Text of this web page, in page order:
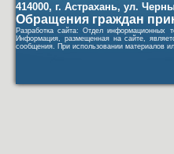
414000, г. Астрахань, ул.
Обращения граждан
Разработка сайта: Отдел информационных
Информация, размещенная на сайте,
сообщения. При использовании материалов